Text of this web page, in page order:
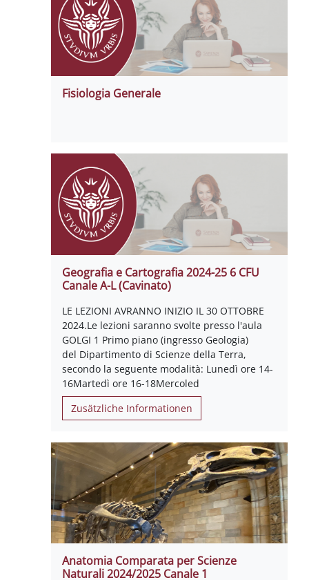
Fisiologia Generale
Geografia e Cartografia 2024-25 6 CFU
Canale A-L (Cavinato)
LE LEZIONI AVRANNO INIZIO IL 30 OTTOBRE
2024.Le lezioni saranno svolte presso l'aula
GOLGI 1 Primo piano (ingresso Geologia)
del Dipartimento di Scienze della Terra,
secondo la seguente modalità: Lunedì ore 14-
16Martedì ore 16-18Mercoled
Zusätzliche Informationen
Anatomia Comparata per Scienze
Naturali 2024/2025 Canale 1